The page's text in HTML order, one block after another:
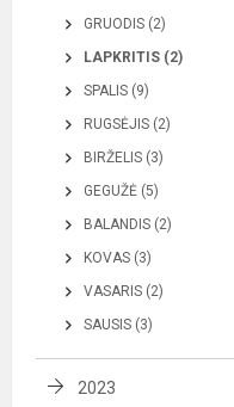
GRUODIS (2)
LAPKRITIS (2)
SPALIS (9)
RUGSĖJIS (2)
BIRŽELIS (3)
GEGUŽĖ (5)
BALANDIS (2)
KOVAS (3)
VASARIS (2)
SAUSIS (3)
2023